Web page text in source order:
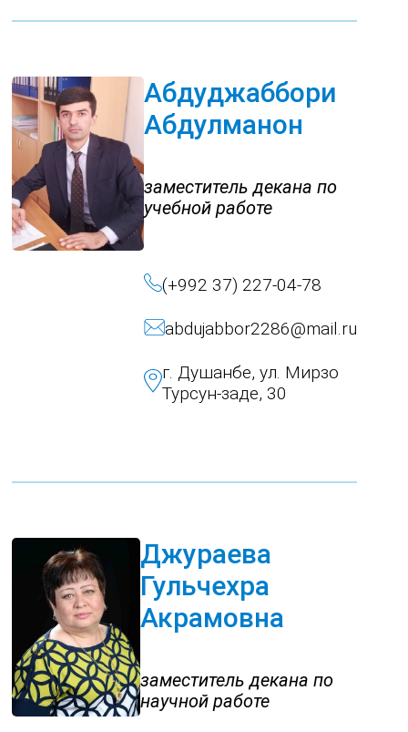
Абдуджаббори
Абдулманон
заместитель декана по
учебной работе
(+992 37) 227-04-78
abdujabbor2286@mail.ru
г. Душанбе, ул. Мирзо
Турсун-заде, 30
Джураева
Гульчехра
Акрамовна
заместитель декана по
научной работе